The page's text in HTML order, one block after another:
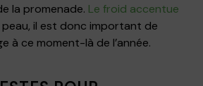
la promenade. Le froid accentue
peau, il est donc important de
à ce moment-là de l’année.